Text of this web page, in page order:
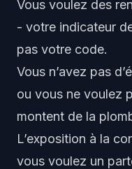
Vous voulez des
- votre indicateur
pas votre code.
Vous n’avez pas
ou vous ne voulez
montent de la
L’exposition à la
vous voulez un